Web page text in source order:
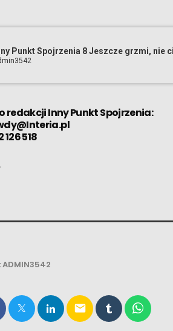
Punkt Spojrzenia 8 Jeszcze grzmi, nie
redakcji Inny Punkt Spojrzenia:
518
ADMIN3542
email